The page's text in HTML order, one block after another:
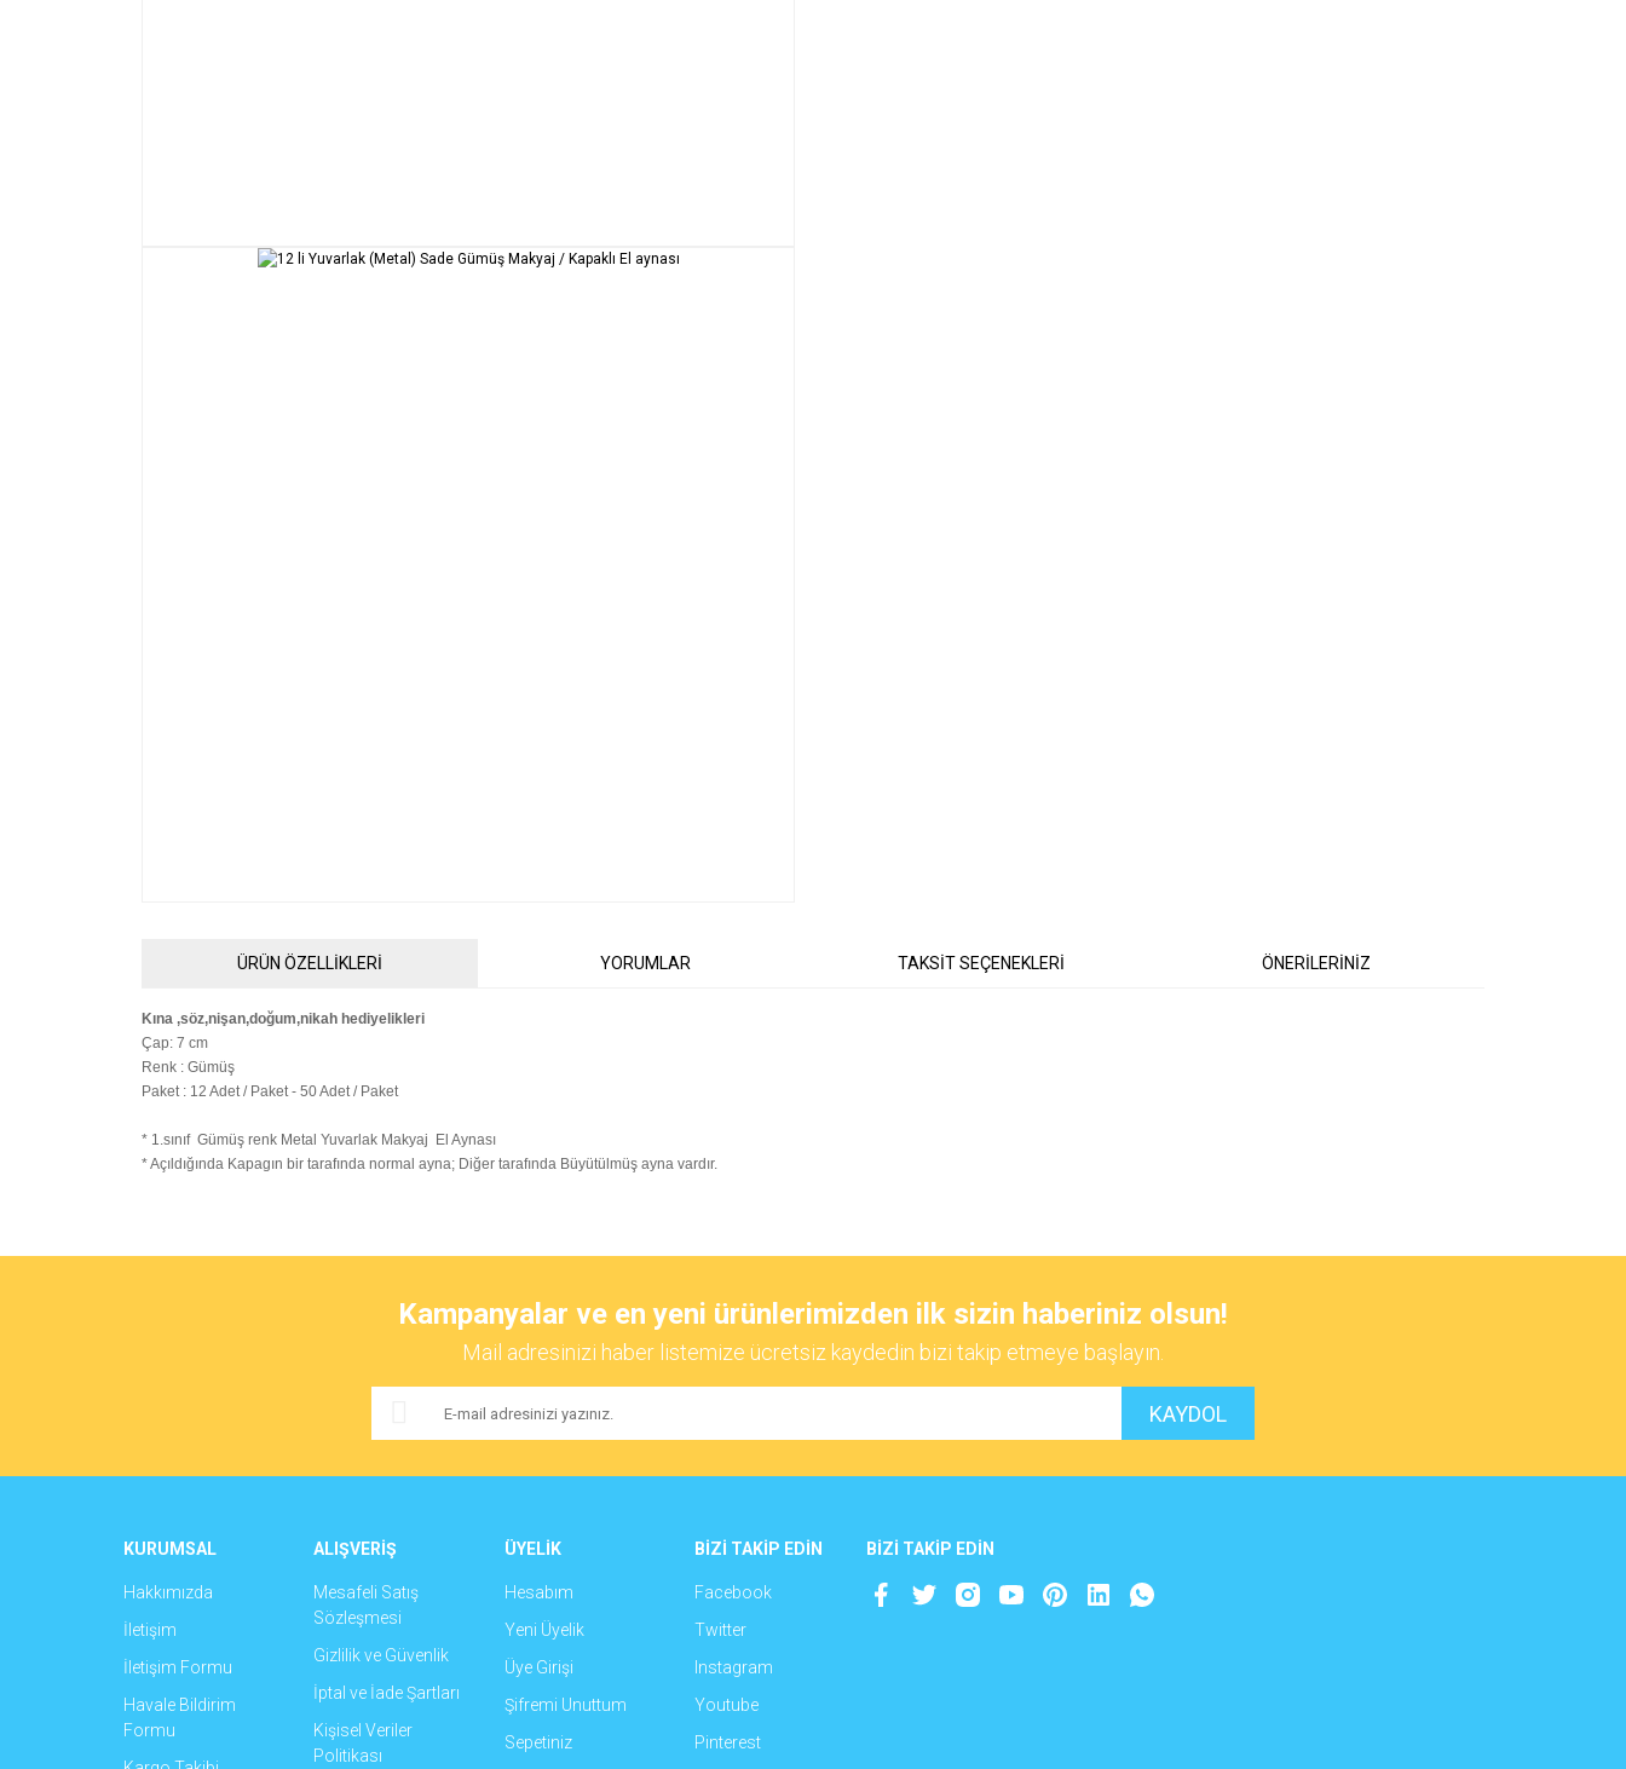
ÜRÜN ÖZELLİKLERİ YORUMLAR TAKSİT SEÇENEKLERİ ÖNERİLERİNİZ
Kına ,söz,nişan,doğum,nikah hediyelikleri
Çap: 7 cm
Renk : Gümüş
Paket : 12 Adet / Paket - 50 Adet / Paket
* 1.sınıf Gümüş renk Metal Yuvarlak Makyaj El Aynası
* Açıldığında Kapagın bir tarafında normal ayna; Diğer tarafında Büyütülmüş ayna vardır.
Yorum Yaz
Ürün resmi kalitesiz, bozuk veya görüntülenemiyor.
Kampanyalar ve en yeni ürünlerimizden ilk sizin haberiniz olsun!
Mail adresinizi haber listemize ücretsiz kaydedin bizi takip etmeye başlayın.
KAYDOL
KURUMSAL
Hakkımızda
İletişim
İletişim Formu
Havale Bildirim
Formu
ALIŞVERİŞ
Mesafeli Satış
Sözleşmesi
Gizlilik ve Güvenlik
İptal ve İade Şartları
Kişisel Veriler
Politikası
ÜYELİK
Hesabım
Yeni Üyelik
Üye Girişi
Şifremi Unuttum
Sepetiniz
BİZİ TAKİP EDİN
Facebook
Twitter
Instagram
Youtube
Pinterest
BİZİ TAKİP EDİN